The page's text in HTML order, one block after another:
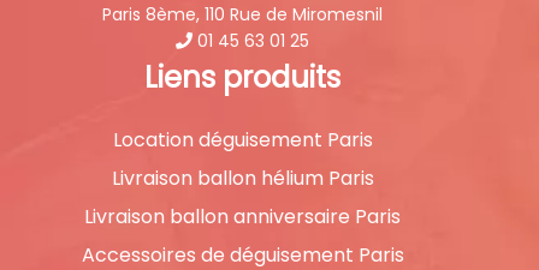
Paris 8ème, 110 Rue de Miromesnil
01 45 63 01 25
Liens produits
Location déguisement Paris
Livraison ballon hélium Paris
Livraison ballon anniversaire Paris
Accessoires de déguisement Paris